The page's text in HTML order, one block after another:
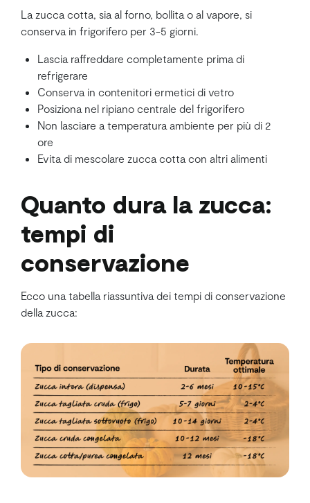
La zucca cotta, sia al forno, bollita o al vapore, si
conserva in frigorifero per 3-5 giorni.
Lascia raffreddare completamente prima di
refrigerare
Conserva in contenitori ermetici di vetro
Posiziona nel ripiano centrale del frigorifero
Non lasciare a temperatura ambiente per più di 2
ore
Evita di mescolare zucca cotta con altri alimenti
Quanto dura la zucca:
tempi di
conservazione
Ecco una tabella riassuntiva dei tempi di conservazione
della zucca: